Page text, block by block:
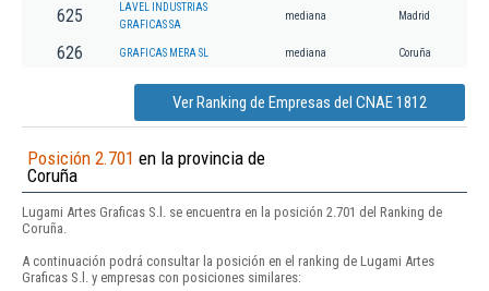
625
LAVEL INDUSTRIAS
GRAFICAS SA
mediana Madrid
626 GRAFICAS MERA SL mediana Coruña
Ver Ranking de Empresas del CNAE 1812
Posición 2.701 en la provincia de
Coruña
Lugami Artes Graficas S.l. se encuentra en la posición 2.701 del Ranking de
Coruña.
A continuación podrá consultar la posición en el ranking de Lugami Artes
Graficas S.l. y empresas con posiciones similares: